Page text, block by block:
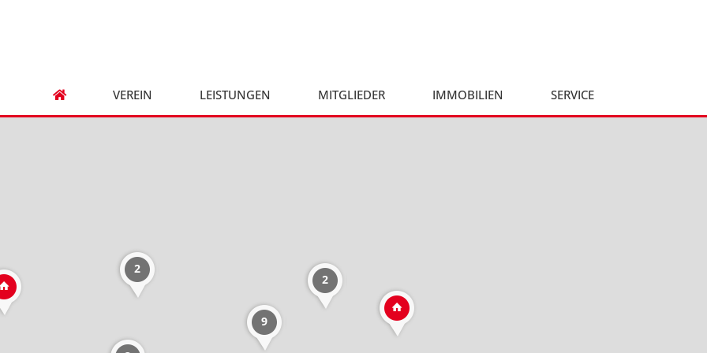
VEREIN LEISTUNGEN MITGLIEDER IMMOBILIEN SERVICE
2
9
2